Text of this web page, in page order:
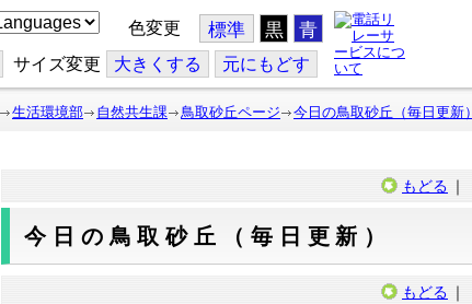
色変更 標準 黒 青
サイズ変更 大きくする 元にもどす
生活環境部 自然共生課 鳥取砂丘ページ 今日の鳥取砂丘（毎日更新）
もどる ｜
今日の鳥取砂丘（毎日更新）
もどる ｜